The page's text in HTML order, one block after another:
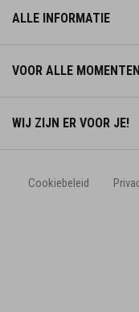
ALLE INFORMATIE
VOOR ALLE MOMENTEN
WIJ ZIJN ER VOOR JE!
Cookiebeleid